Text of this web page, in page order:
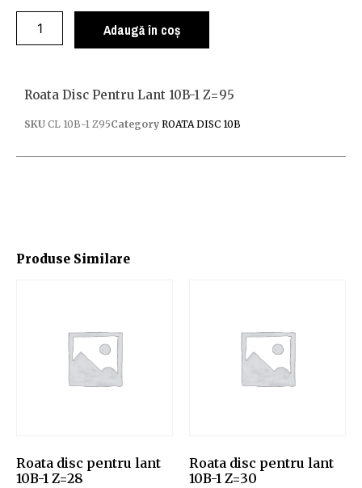
Adaugă în coș
Produse Similare
Roata disc pentru lant
10B-1 Z=28
Roata disc pentru lant
10B-1 Z=30
Roata Disc Pentru Lant 10B-1 Z=95
SKU CL 10B-1 Z95Category ROATA DISC 10B